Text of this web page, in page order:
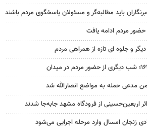
باید مطالبه‌گر و مسئولان پاسخگوی مردم باشند
و جلوه ای تازه از همراهی مردم
مدعی حمله به مواضع انصارالله شد
زنجان امسال وارد مرحله اجرایی می‌شود